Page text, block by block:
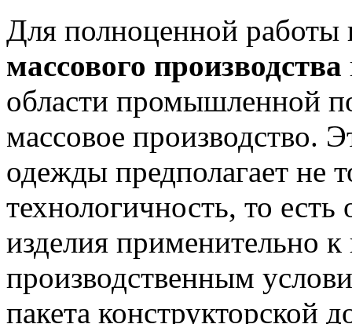
Для полноценной работы
массового производства
области промышленной
массовое производство.
одежды предполагает не
технологичность, то
изделия применительно
производственным
пакета конструкторской